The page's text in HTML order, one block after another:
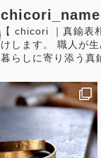
【 chicori ｜真鍮表
けします。 職人が
暮らしに寄り添う真